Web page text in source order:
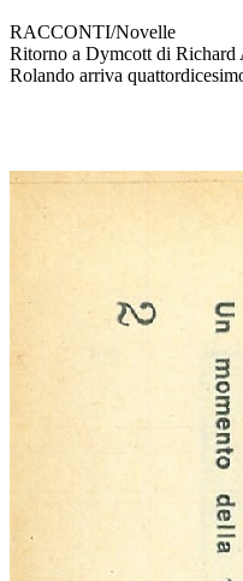
RACCONTI/Novelle
Ritorno a Dymcott di Richard
Rolando arriva